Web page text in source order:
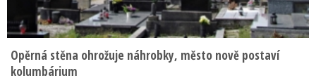
Opěrná stěna ohrožuje náhrobky, město nově postaví
kolumbárium